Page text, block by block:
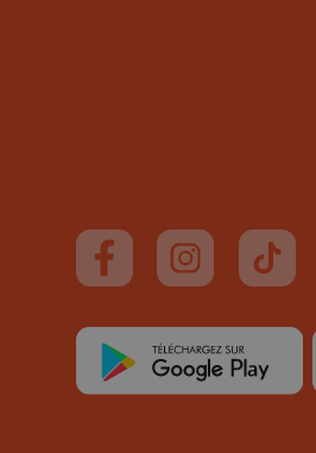
Suivez-nous surSuivez-nous